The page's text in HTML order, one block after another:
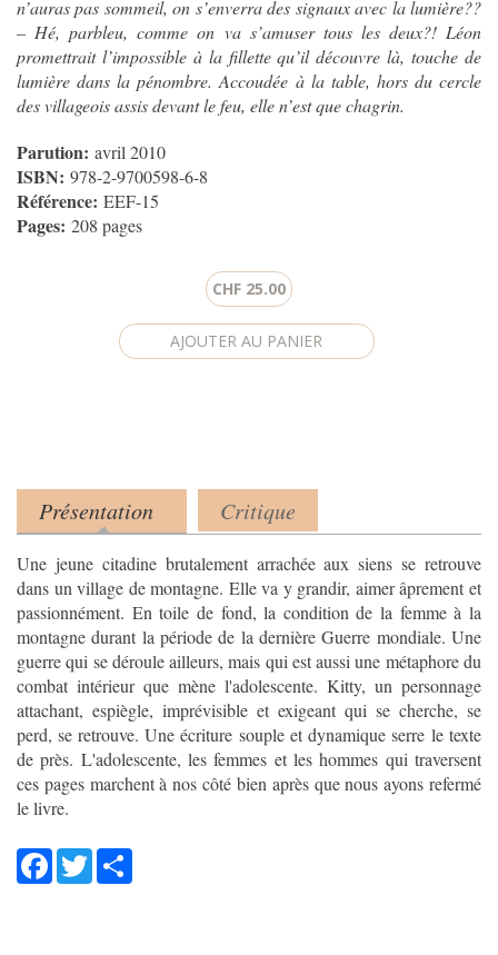
n’auras pas sommeil, on s’enverra des signaux avec la lumière??
– Hé, parbleu, comme on va s’amuser tous les deux?! Léon
promettrait l’impossible à la fillette qu’il découvre là, touche de
lumière dans la pénombre. Accoudée à la table, hors du cercle
des villageois assis devant le feu, elle n’est que chagrin.
Parution: avril 2010
ISBN: 978-2-9700598-6-8
Référence: EEF-15
Pages: 208 pages
CHF 25.00
Product tabs
Présentation
(onglet actif)
Critique
Une jeune citadine brutalement arrachée aux siens se retrouve
dans un village de montagne. Elle va y grandir, aimer âprement et
passionnément. En toile de fond, la condition de la femme à la
montagne durant la période de la dernière Guerre mondiale. Une
guerre qui se déroule ailleurs, mais qui est aussi une métaphore du
combat intérieur que mène l'adolescente. Kitty, un personnage
attachant, espiègle, imprévisible et exigeant qui se cherche, se
perd, se retrouve. Une écriture souple et dynamique serre le texte
de près. L'adolescente, les femmes et les hommes qui traversent
ces pages marchent à nos côté bien après que nous ayons refermé
le livre.
Facebook
Twitter